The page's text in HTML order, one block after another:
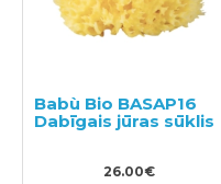
Babù Bio BASAP16
Dabīgais jūras sūklis
26.00€